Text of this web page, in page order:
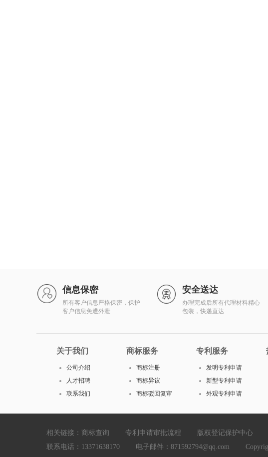
信息保密
所有客户信息严格保密，保护
客户信息免遭外泄
安全送达
办理完成后所有代理材料精心
包装，快递直达
关于我们
公司介绍
人才招聘
联系我们
商标服务
商标注册
商标异议
商标驳回复审
专利服务
发明专利申请
新型专利申请
外观专利申请
相关链接： 商标查询 专利申请审批流程 版权登记保护中心
联系电话：13371638170 电子邮件：871592794@qq.com